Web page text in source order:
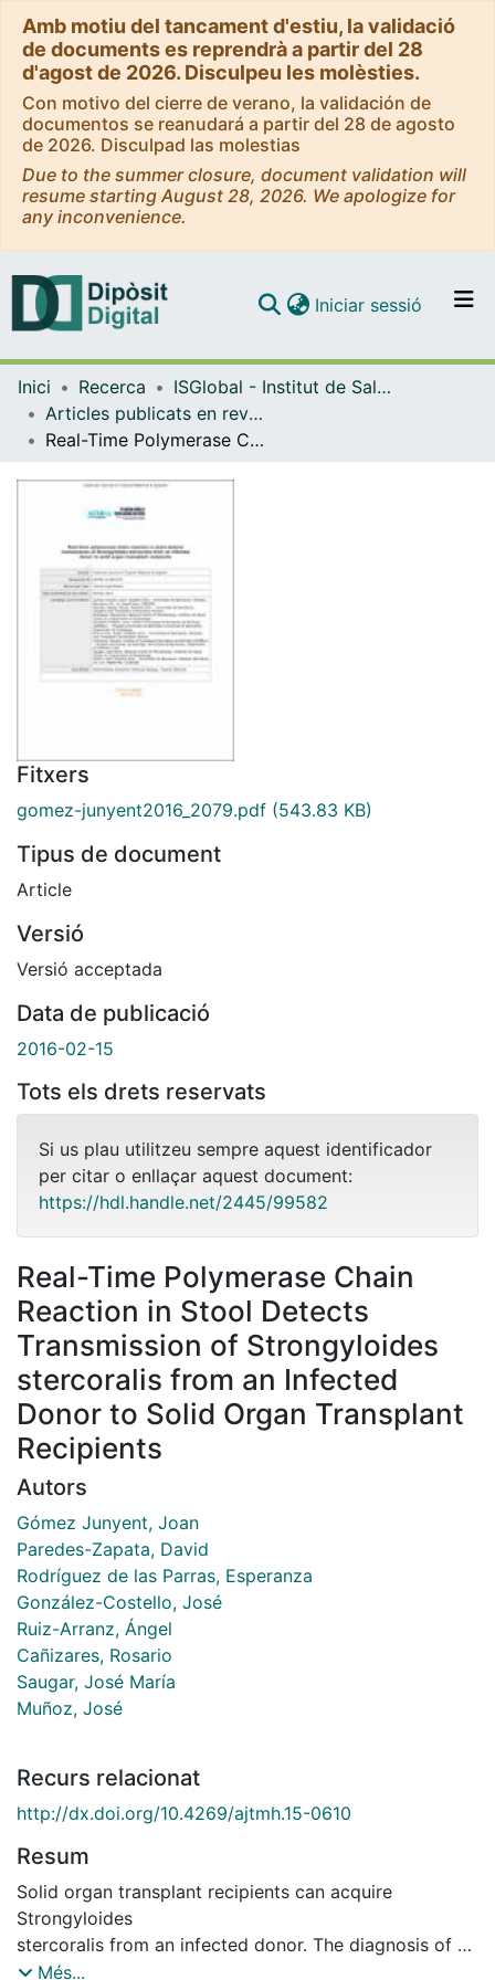
Amb motiu del tancament d'estiu, la validació
de documents es reprendrà a partir del 28
d'agost de 2026. Disculpeu les molèsties.
Con motivo del cierre de verano, la validación de
documentos se reanudará a partir del 28 de agosto
de 2026. Disculpad las molestias
Due to the summer closure, document validation will
resume starting August 28, 2026. We apologize for
any inconvenience.
Navega per tot el DD
Com publicar
Contacte
Iniciar sessió (current)
Inici Recerca
ISGlobal - Institut de Salut Global de Barcelona
Articles publicats en revistes (ISGlobal)
Real-Time Polymerase Chain Reaction in Stool Detects Transmission of Strongyloides stercoralis from an Infected Donor to Solid Organ Transplant Recipients
Fitxers
gomez-junyent2016_2079.pdf (543.83 KB)
Tipus de document
Article
Versió
Versió acceptada
Data de publicació
2016-02-15
Tots els drets reservats
Si us plau utilitzeu sempre aquest identificador
per citar o enllaçar aquest document:
https://hdl.handle.net/2445/99582
Real-Time Polymerase Chain
Reaction in Stool Detects
Transmission of Strongyloides
stercoralis from an Infected
Donor to Solid Organ Transplant
Recipients
Autors
Gómez Junyent, Joan
Paredes-Zapata, David
Rodríguez de las Parras, Esperanza
González-Costello, José
Ruiz-Arranz, Ángel
Cañizares, Rosario
Saugar, José María
Muñoz, José
Recurs relacionat
http://dx.doi.org/10.4269/ajtmh.15-0610
Resum
Solid organ transplant recipients can acquire
Strongyloides
stercoralis from an infected donor. The diagnosis of S.
stercoralis in immunocompromised individuals may be
Més...